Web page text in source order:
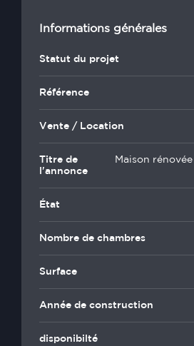
Informations générales
Statut du projet
Référence
Vente / Location
Titre de
l'annonce
Maison
État
Nombre de chambres
Surface
Année de construction
disponibilté